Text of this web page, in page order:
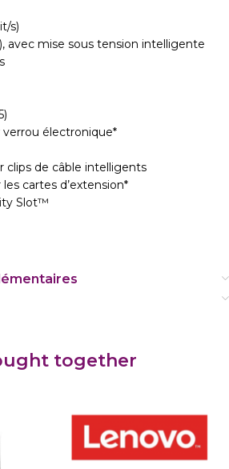
s)
avec mise sous tension intelligente
électronique*
clips de câble intelligents
cartes d’extension*
Slot™
together